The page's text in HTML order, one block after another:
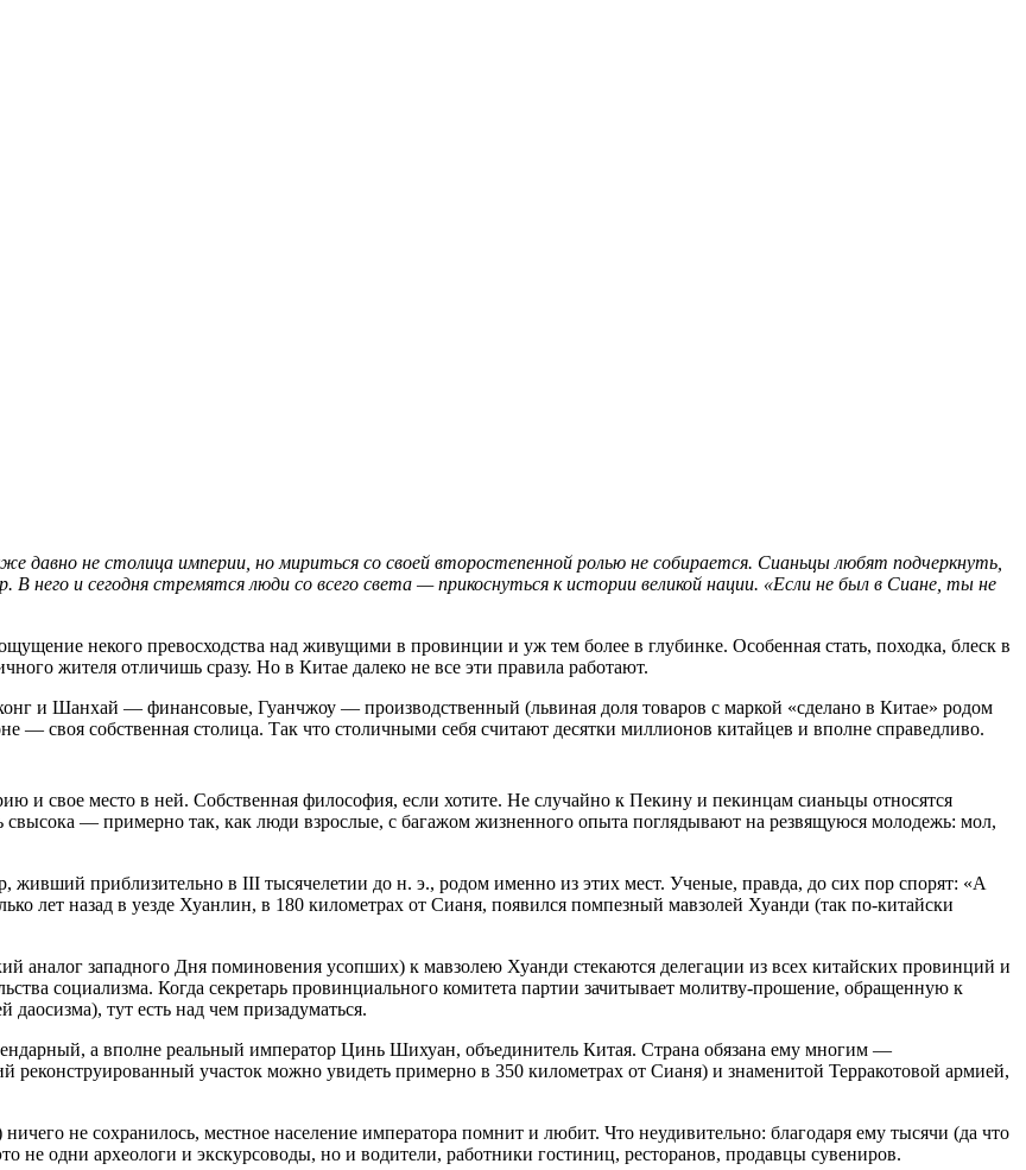
давно не столица империи, но мириться со своей второстепенной ролью не собирается. Сианьцы любят подчеркнуть,
него и сегодня стремятся люди со всего света — прикоснуться к истории великой нации. «Если не был в Сиане, ты не
некого превосходства над живущими в провинции и уж тем более в глубинке. Особенная стать, походка, блеск в
жителя отличишь сразу. Но в Китае далеко не все эти правила работают.
и Шанхай — финансовые, Гуанчжоу — производственный (львиная доля товаров с маркой «сделано в Китае» родом
своя собственная столица. Так что столичными себя считают десятки миллионов китайцев и вполне справедливо.
и свое место в ней. Собственная философия, если хотите. Не случайно к Пекину и пекинцам сианьцы относятся
— примерно так, как люди взрослые, с багажом жизненного опыта поглядывают на резвящуюся молодежь: мол,
живший приблизительно в III тысячелетии до н. э., родом именно из этих мест. Ученые, правда, до сих пор спорят: «А
лет назад в уезде Хуанлин, в 180 километрах от Сианя, появился помпезный мавзолей Хуанди (так по-китайски
западного Дня поминовения усопших) к мавзолею Хуанди стекаются делегации из всех китайских провинций и
социализма. Когда секретарь провинциального комитета партии зачитывает молитву-прошение, обращенную к
тут есть над чем призадуматься.
а вполне реальный император Цинь Шихуан, объединитель Китая. Страна обязана ему многим —
участок можно увидеть примерно в 350 километрах от Сианя) и знаменитой Терракотовой армией,
не сохранилось, местное население императора помнит и любит. Что неудивительно: благодаря ему тысячи (да что
одни археологи и экскурсоводы, но и водители, работники гостиниц, ресторанов, продавцы сувениров.